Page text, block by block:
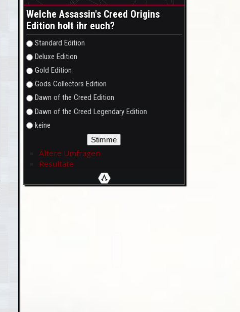
Welche Assassin's Creed Origins
Edition holt ihr euch?
Auswahlmöglichkeiten
Standard Edition
Deluxe Edition
Gold Edition
Gods Collectors Edition
Dawn of the Creed Edition
Dawn of the Creed Legendary Edition
keine
Ältere Umfragen
Resultate